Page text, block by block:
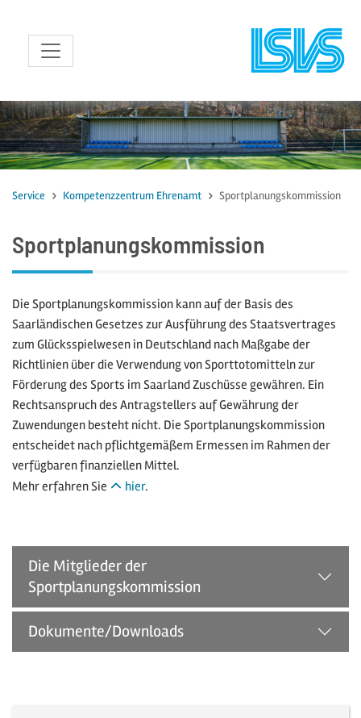
zum Inhalt
Service Kompetenzzentrum Ehrenamt Sportplanungskommission
Sportplanungskommission
Die Sportplanungskommission kann auf der Basis des
Saarländischen Gesetzes zur Ausführung des Staatsvertrages
zum Glücksspielwesen in Deutschland nach Maßgabe der
Richtlinien über die Verwendung von Sporttotomitteln zur
Förderung des Sports im Saarland Zuschüsse gewähren. Ein
Rechtsanspruch des Antragstellers auf Gewährung der
Zuwendungen besteht nicht. Die Sportplanungskommission
entscheidet nach pflichtgemäßem Ermessen im Rahmen der
verfügbaren finanziellen Mittel.
Mehr erfahren Sie
hier.
Die Mitglieder der
Sportplanungskommission
Dokumente/Downloads